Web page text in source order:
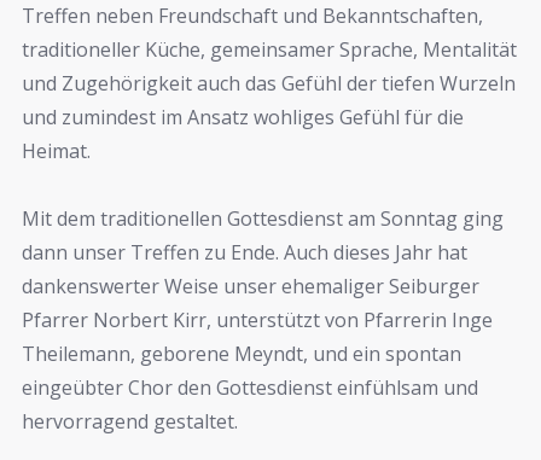
Treffen neben Freundschaft und Bekanntschaften,
traditioneller Küche, gemeinsamer Sprache, Mentalität
und Zugehörigkeit auch das Gefühl der tiefen Wurzeln
und zumindest im Ansatz wohliges Gefühl für die
Heimat.
Mit dem traditionellen Gottesdienst am Sonntag ging
dann unser Treffen zu Ende. Auch dieses Jahr hat
dankenswerter Weise unser ehemaliger Seiburger
Pfarrer Norbert Kirr, unterstützt von Pfarrerin Inge
Theilemann, geborene Meyndt, und ein spontan
eingeübter Chor den Gottesdienst einfühlsam und
hervorragend gestaltet.